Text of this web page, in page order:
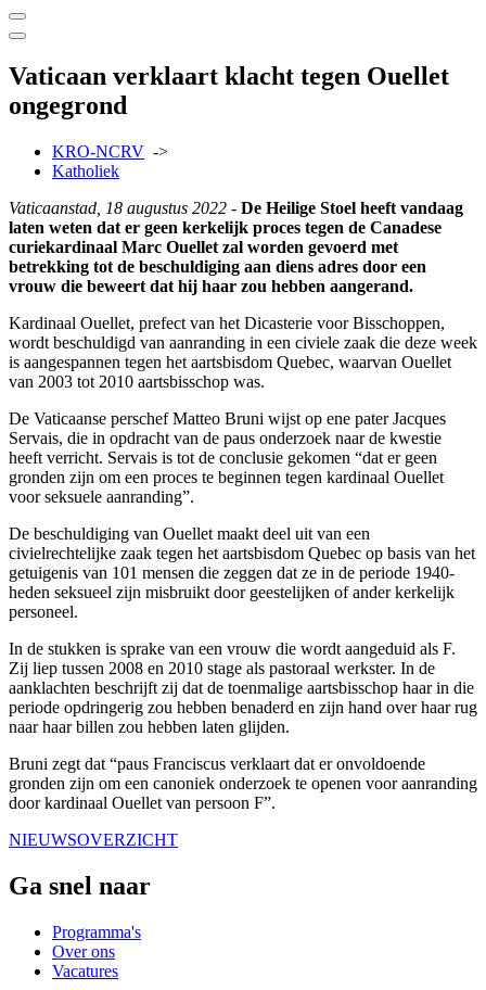
Vaticaan verklaart klacht tegen Ouellet
ongegrond
KRO-NCRV ->
Katholiek
Vaticaanstad, 18 augustus 2022 - De Heilige Stoel heeft vandaag
laten weten dat er geen kerkelijk proces tegen de Canadese
curiekardinaal Marc Ouellet zal worden gevoerd met
betrekking tot de beschuldiging aan diens adres door een
vrouw die beweert dat hij haar zou hebben aangerand.
Kardinaal Ouellet, prefect van het Dicasterie voor Bisschoppen,
wordt beschuldigd van aanranding in een civiele zaak die deze week
is aangespannen tegen het aartsbisdom Quebec, waarvan Ouellet
van 2003 tot 2010 aartsbisschop was.
De Vaticaanse perschef Matteo Bruni wijst op ene pater Jacques
Servais, die in opdracht van de paus onderzoek naar de kwestie
heeft verricht. Servais is tot de conclusie gekomen “dat er geen
gronden zijn om een proces te beginnen tegen kardinaal Ouellet
voor seksuele aanranding”.
De beschuldiging van Ouellet maakt deel uit van een
civielrechtelijke zaak tegen het aartsbisdom Quebec op basis van het
getuigenis van 101 mensen die zeggen dat ze in de periode 1940-
heden seksueel zijn misbruikt door geestelijken of ander kerkelijk
personeel.
In de stukken is sprake van een vrouw die wordt aangeduid als F.
Zij liep tussen 2008 en 2010 stage als pastoraal werkster. In de
aanklachten beschrijft zij dat de toenmalige aartsbisschop haar in die
periode opdringerig zou hebben benaderd en zijn hand over haar rug
naar haar billen zou hebben laten glijden.
Bruni zegt dat “paus Franciscus verklaart dat er onvoldoende
gronden zijn om een canoniek onderzoek te openen voor aanranding
door kardinaal Ouellet van persoon F”.
NIEUWSOVERZICHT
Ga snel naar
Programma's
Over ons
Vacatures